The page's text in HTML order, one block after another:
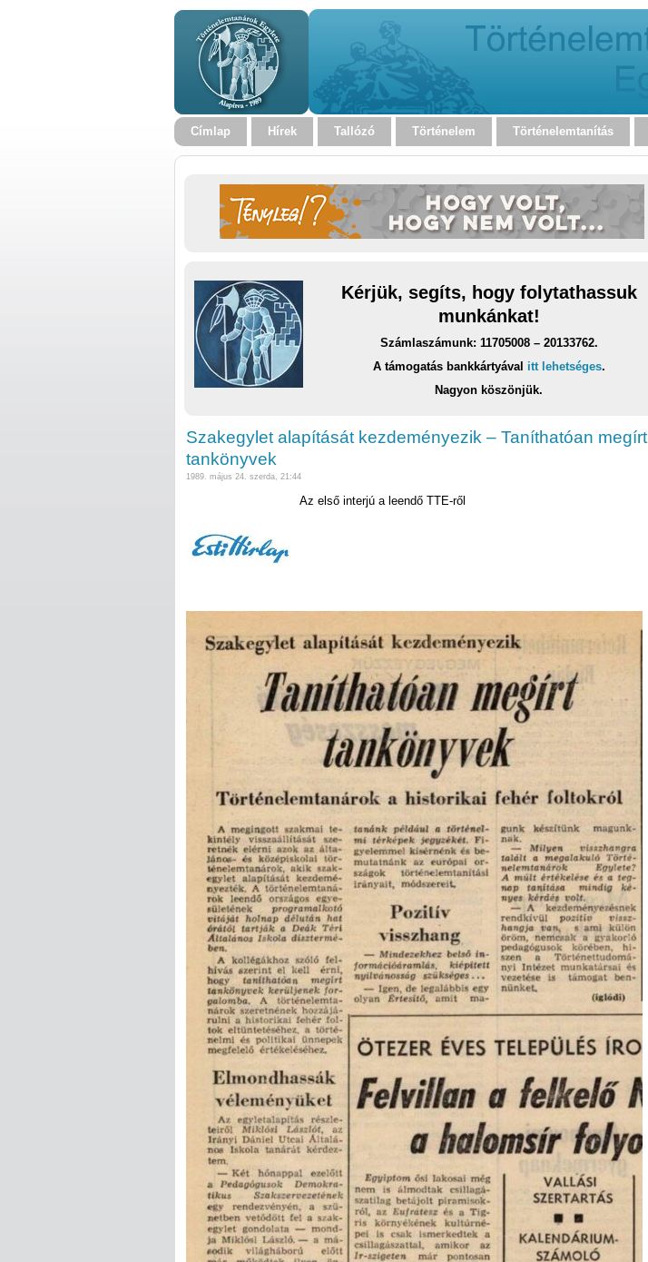
Címlap Hírek Tallózó Történelem Történelemtanítás
Kérjük, segíts, hogy folytathassuk
munkánkat!
Számlaszámunk: 11705008 – 20133762.
A támogatás bankkártyával itt lehetséges.
Nagyon köszönjük.
Szakegylet alapítását kezdeményezik – Taníthatóan megírt
tankönyvek
1989. május 24. szerda, 21:44
Az első interjú a leendő TTE-ről